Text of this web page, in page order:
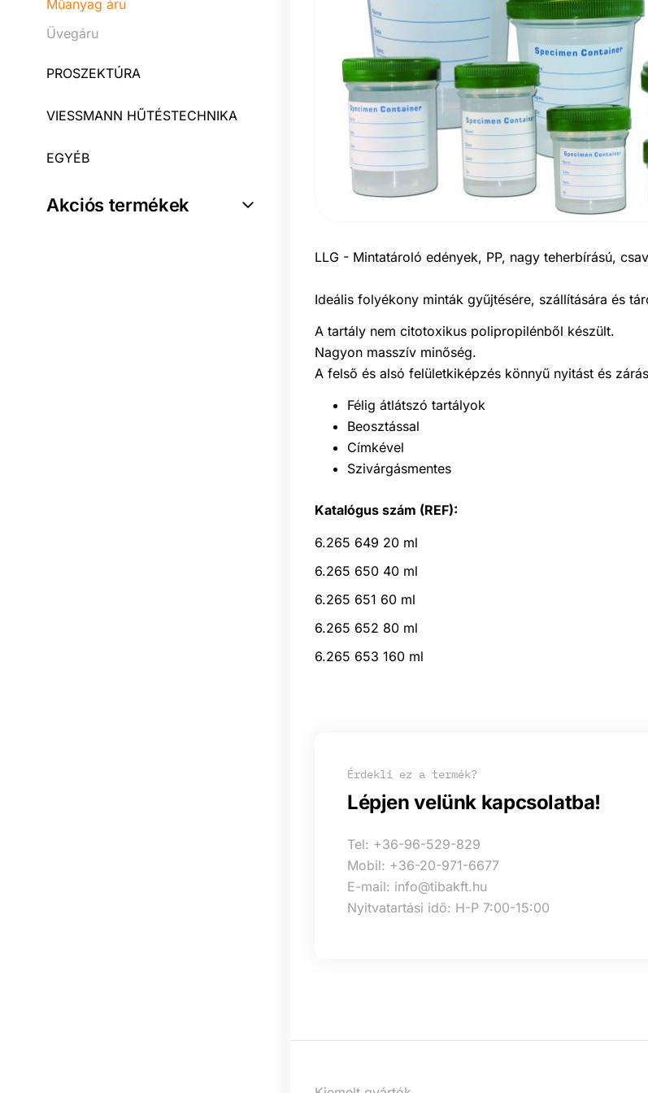
Műanyag áru
Üvegáru
PROSZEKTÚRA
VIESSMANN HŰTÉSTECHNIKA
EGYÉB
Akciós termékek
LLG - Mintatároló edények, PP, nagy teherbírású,
Ideális folyékony minták gyűjtésére, szállítására és
A tartály nem citotoxikus polipropilénből készült.
Nagyon masszív minőség.
A felső és alsó felületkiképzés könnyű nyitást és
Félig átlátszó tartályok
Beosztással
Címkével
Szivárgásmentes
Katalógus szám (REF):
6.265 649 20 ml
6.265 650 40 ml
6.265 651 60 ml
6.265 652 80 ml
6.265 653 160 ml
Érdekli ez a termék?
Lépjen velünk kapcsolatba!
Tel: +36-96-529-829
Mobil: +36-20-971-6677
E-mail: info@tibakft.hu
Nyitvatartási idő: H-P 7:00-15:00